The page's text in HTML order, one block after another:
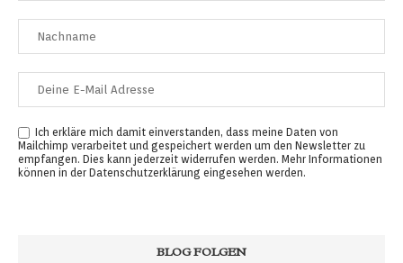
Ich erkläre mich damit einverstanden, dass meine Daten von
Mailchimp verarbeitet und gespeichert werden um den Newsletter zu
empfangen. Dies kann jederzeit widerrufen werden. Mehr Informationen
können in der Datenschutzerklärung eingesehen werden.